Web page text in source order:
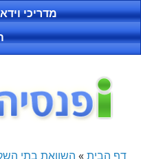
מדריכי
דף הבית» השוואת בתי